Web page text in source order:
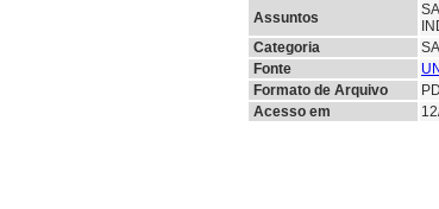
Assuntos
Categoria
Fonte
Formato de Arquivo
Acesso em